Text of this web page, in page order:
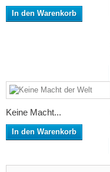
In den Warenkorb
Keine Macht...
In den Warenkorb